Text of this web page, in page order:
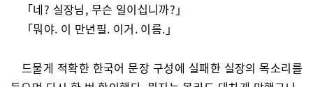
「네? 실장님, 무슨 일이십니까?」
「뭐야. 이 만년필. 이거. 이름.」
드물게 적확한 한국어 문장 구성에 실패한 실장의 목소리를